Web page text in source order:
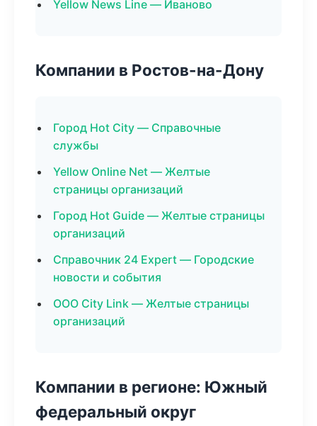
Yellow News Line — Иваново
Компании в Ростов-на-Дону
Город Hot City — Справочные
службы
Yellow Online Net — Желтые
страницы организаций
Город Hot Guide — Желтые страницы
организаций
Справочник 24 Expert — Городские
новости и события
ООО City Link — Желтые страницы
организаций
Компании в регионе: Южный
федеральный округ